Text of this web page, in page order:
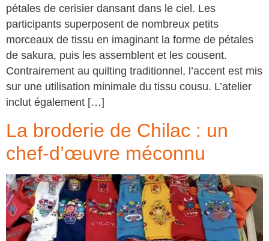
pétales de cerisier dansant dans le ciel. Les
participants superposent de nombreux petits
morceaux de tissu en imaginant la forme de pétales
de sakura, puis les assemblent et les cousent.
Contrairement au quilting traditionnel, l’accent est mis
sur une utilisation minimale du tissu cousu. L’atelier
inclut également […]
La broderie de Chilac : un
chef-d’œuvre méconnu